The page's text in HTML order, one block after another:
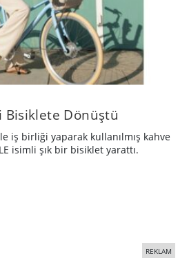
Bisiklete Dönüştü
iş birliği yaparak kullanılmış kahve
isimli şık bir bisiklet yarattı.
REKLAM